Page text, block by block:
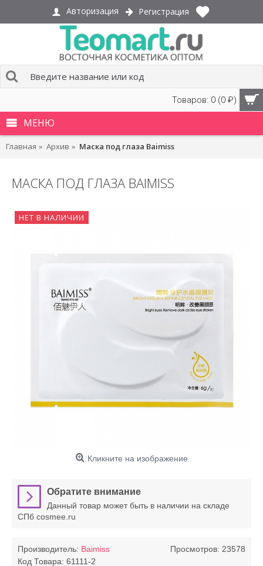
Авторизация Регистрация
Товаров: 0 (0 ₽)
МЕНЮ
Главная Архив Маска под глаза Baimiss
МАСКА ПОД ГЛАЗА BAIMISS
НЕТ В НАЛИЧИИ
Кликните на изображение
Обратите внимание
Данный товар может быть в наличии на складе
СПб cosmee.ru
Просмотров: 23578
Производитель: Baimiss
Код Товара: 61111-2